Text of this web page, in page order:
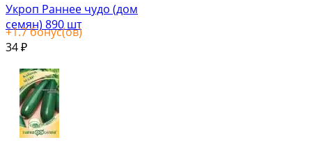
Укроп Раннее чудо (дом
семян) 890 шт
+1.7бонус(ов)
34 ₽